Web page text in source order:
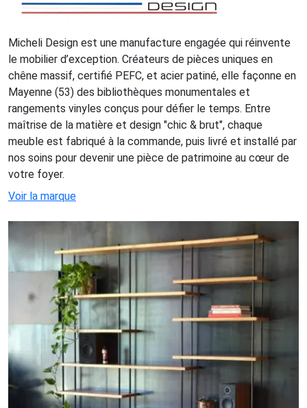
Micheli Design est une manufacture engagée qui réinvente
le mobilier d’exception. Créateurs de pièces uniques en
chêne massif, certifié PEFC, et acier patiné, elle façonne en
Mayenne (53) des bibliothèques monumentales et
rangements vinyles conçus pour défier le temps. Entre
maîtrise de la matière et design "chic & brut", chaque
meuble est fabriqué à la commande, puis livré et installé par
nos soins pour devenir une pièce de patrimoine au cœur de
votre foyer.
Voir la marque